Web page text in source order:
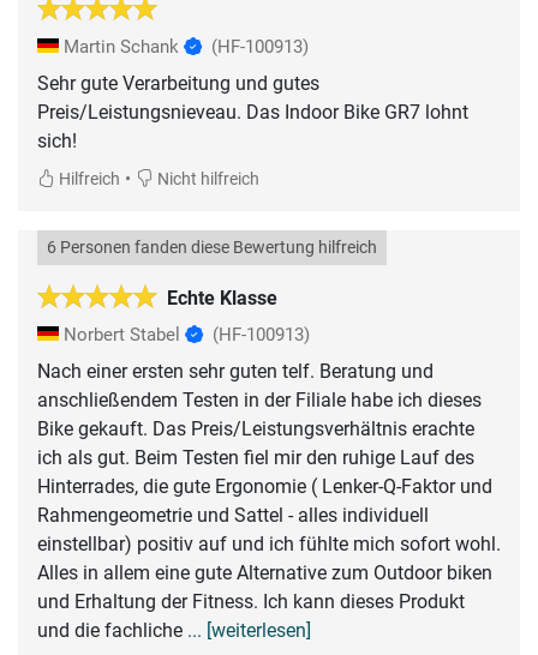
Martin Schank (HF-100913)
Sehr gute Verarbeitung und gutes
Preis/Leistungsnieveau. Das Indoor Bike GR7 lohnt
sich!
Hilfreich • Nicht hilfreich
Echte Klasse
6 Personen fanden diese Bewertung hilfreich
Norbert Stabel (HF-100913)
Nach einer ersten sehr guten telf. Beratung und
anschließendem Testen in der Filiale habe ich dieses
Bike gekauft. Das Preis/Leistungsverhältnis erachte
ich als gut. Beim Testen fiel mir den ruhige Lauf des
Hinterrades, die gute Ergonomie ( Lenker-Q-Faktor und
Rahmengeometrie und Sattel - alles individuell
einstellbar) positiv auf und ich fühlte mich sofort wohl.
Alles in allem eine gute Alternative zum Outdoor biken
und Erhaltung der Fitness. Ich kann dieses Produkt
und die fachliche ... [weiterlesen]